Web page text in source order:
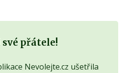
své přátele!
Nevolejte.cz ušetřila